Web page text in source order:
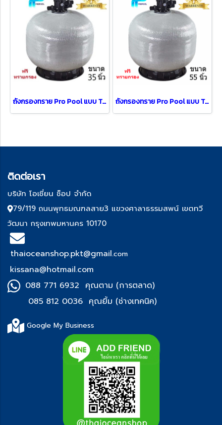
ถังกรองทราย Pro Pool แบบ Top Mount Dia [ 35" ] ถังกรองทราย Pro Pool แบบ Top Mount Dia [ 55" ]
ติดต่อเรา
บริษัท โอเชี่ยน ช็อป จำกัด
79/119 ถนนพุทธมณฑลสาย3 แขวงศาลาธรรมสพน์ เขตทวี
วัฒนา กรุงเทพมหานคร 10170
thaioceanshop.pkt@gmail.com
kissana@hotmail.com
088 771 6932 คุณตาม (การตลาด)
085 812 0036 คุณยิ้ม (ช่างเทคนิค)
Google My Business